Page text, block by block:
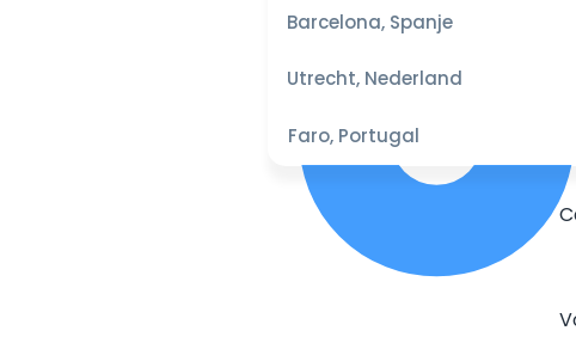
Barcelona, Spanje
Utrecht, Nederland
Faro, Portugal